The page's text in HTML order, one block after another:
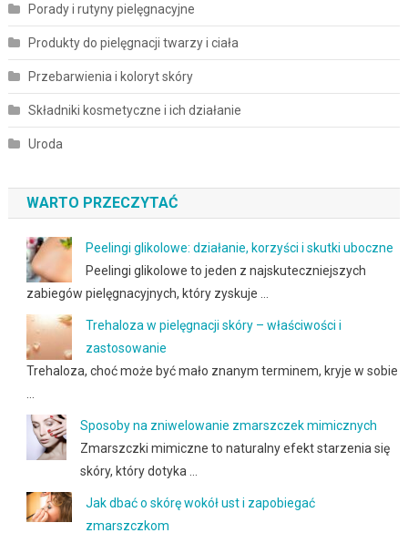
Porady i rutyny pielęgnacyjne
Produkty do pielęgnacji twarzy i ciała
Przebarwienia i koloryt skóry
Składniki kosmetyczne i ich działanie
Uroda
WARTO PRZECZYTAĆ
Peelingi glikolowe: działanie, korzyści i skutki uboczne
Peelingi glikolowe to jeden z najskuteczniejszych
zabiegów pielęgnacyjnych, który zyskuje …
Trehaloza w pielęgnacji skóry – właściwości i
zastosowanie
Trehaloza, choć może być mało znanym terminem, kryje w sobie
Sposoby na zniwelowanie zmarszczek mimicznych
Zmarszczki mimiczne to naturalny efekt starzenia się
skóry, który dotyka …
Jak dbać o skórę wokół ust i zapobiegać
zmarszczkom